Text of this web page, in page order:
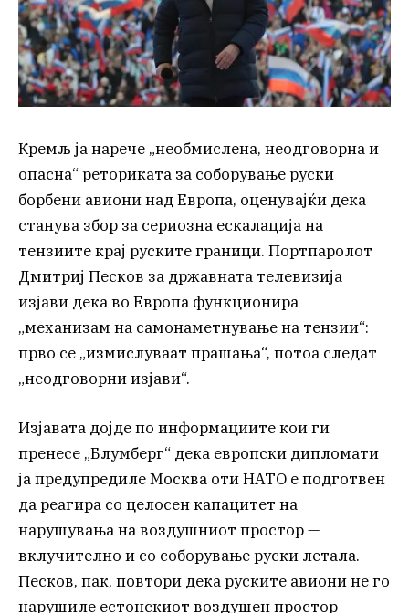
Кремљ ја нарече „необмислена, неодговорна и
опасна“ реториката за соборување руски
борбени авиони над Европа, оценувајќи дека
станува збор за сериозна ескалација на
тензиите крај руските граници. Портпаролот
Дмитриј Песков за државната телевизија
изјави дека во Европа функционира
„механизам на самонаметнување на тензии“:
прво се „измислуваат прашања“, потоа следат
„неодговорни изјави“.
Изјавата дојде по информациите кои ги
пренесе „Блумберг“ дека европски дипломати
ја предупредиле Москва оти НАТО е подготвен
да реагира со целосен капацитет на
нарушувања на воздушниот простор —
вклучително и со соборување руски летала.
Песков, пак, повтори дека руските авиони не го
нарушиле естонскиот воздушен простор